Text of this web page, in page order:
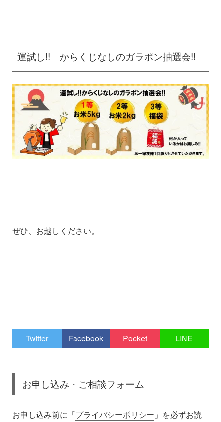
運試し!! からくじなしのガラポン抽選会!!
ぜひ、お越しください。
Twitter Facebook Pocket LINE
お申し込み・ご相談フォーム
お申し込み前に「プライバシーポリシー 」を必ずお読